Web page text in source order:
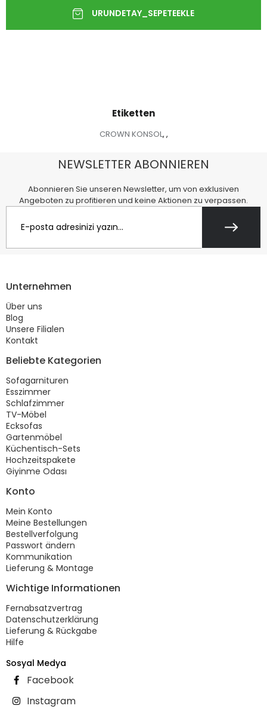
Etiketten
CROWN KONSOL, ,
NEWSLETTER ABONNIEREN
Abonnieren Sie unseren Newsletter, um von exklusiven
Angeboten zu profitieren und keine Aktionen zu verpassen.
Unternehmen
Über uns
Blog
Unsere Filialen
Kontakt
Beliebte Kategorien
Sofagarnituren
Esszimmer
Schlafzimmer
TV-Möbel
Ecksofas
Gartenmöbel
Küchentisch-Sets
Hochzeitspakete
Giyinme Odası
Konto
Mein Konto
Meine Bestellungen
Bestellverfolgung
Passwort ändern
Kommunikation
Lieferung & Montage
Wichtige Informationen
Fernabsatzvertrag
Datenschutzerklärung
Lieferung & Rückgabe
Hilfe
Sosyal Medya
Facebook
Instagram